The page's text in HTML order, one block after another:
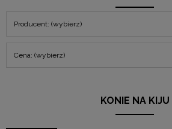
Producent: (wybierz)
Cena: (wybierz)
KONIE NA KIJU